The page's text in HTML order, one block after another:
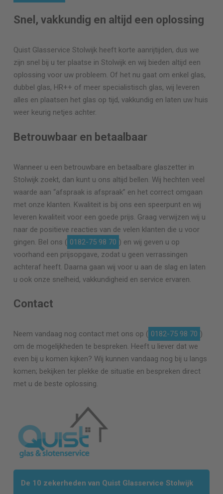
Snel, vakkundig en altijd een oplossing
Quist Glasservice Stolwijk heeft korte aanrijtijden, dus we
zijn snel bij u ter plaatse in Stolwijk en wij bieden altijd een
oplossing voor uw probleem. Of het nu gaat om enkel glas,
dubbel glas, HR++ of meer specialistisch glas, wij leveren
alles en plaatsen het glas op tijd, vakkundig en laten uw huis
weer keurig netjes achter.
Betrouwbaar en betaalbaar
Wanneer u een betrouwbare en betaalbare glaszetter in
Stolwijk zoekt, dan kunt u ons altijd bellen. Wij hechten veel
waarde aan “afspraak is afspraak” en het correct omgaan
met onze klanten. Kwaliteit is bij ons een speerpunt en wij
leveren kwaliteit voor een goede prijs. Graag verwijzen wij u
naar de positieve reacties van de velen klanten die u voor
gingen. Bel ons ( 0182-75 98 70 ) en wij geven u op
voorhand een prijsopgave, zodat u geen verrassingen
achteraf heeft. Daarna gaan wij voor u aan de slag en laten
u ook onze snelheid, vakkundigheid en service ervaren.
Contact
Neem vandaag nog contact met ons op ( 0182-75 98 70 )
om de mogelijkheden te bespreken. Heeft u liever dat we
even bij u komen kijken? Wij kunnen vandaag nog bij u langs
komen; bekijken ter plekke de situatie en bespreken direct
met u de beste oplossing.
De 10 zekerheden van Quist Glasservice Stolwijk